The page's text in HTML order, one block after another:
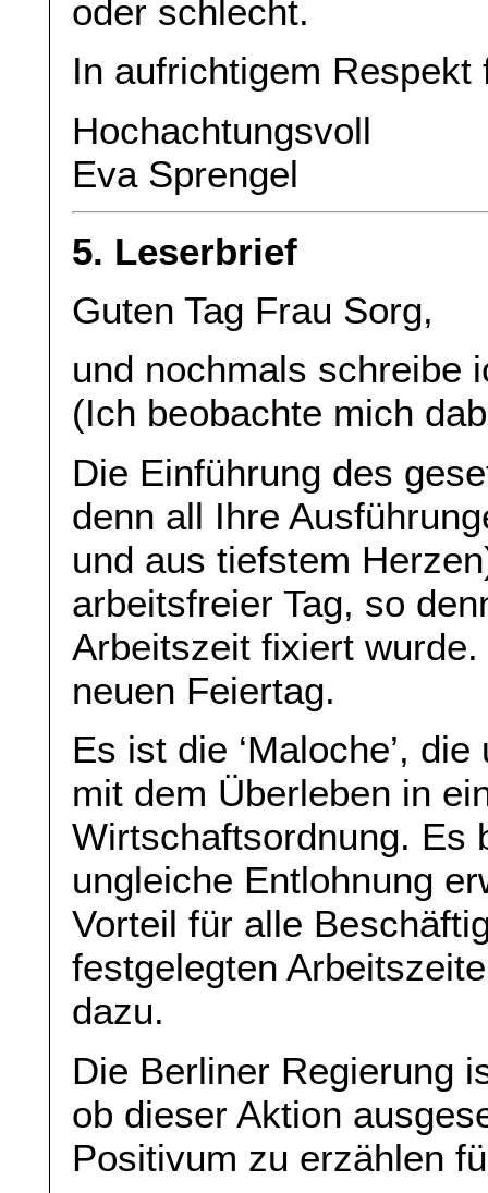
oder schlecht.
In aufrichtigem
Hochachtungsvoll
Eva Sprengel
5. Leserbrief
Guten Tag Frau Sorg,
und nochmals schreibe
(Ich beobachte mich
Die Einführung des
denn all Ihre
und aus tiefstem
arbeitsfreier Tag, so
Arbeitszeit fixiert
neuen Feiertag.
Es ist die ‘Maloche’,
mit dem Überleben in
Wirtschaftsordnung. Es
ungleiche Entlohnung
Vorteil für alle
festgelegten
dazu.
Die Berliner Regierung
ob dieser Aktion
Positivum zu erzählen